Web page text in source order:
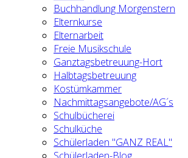
Buchhandlung Morgenstern
Elternkurse
Elternarbeit
Freie Musikschule
Ganztagsbetreuung-Hort
Halbtagsbetreuung
Kostümkammer
Nachmittagsangebote/AG´s
Schulbücherei
Schulküche
Schülerladen "GANZ REAL"